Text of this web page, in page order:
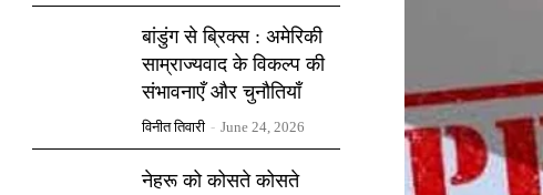
बांडुंग से ब्रिक्स : अमेरिकी
साम्राज्यवाद के विकल्प की
संभावनाएँ और चुनौतियाँ
विनीत तिवारी - June 24, 2026
नेहरू को कोसते कोसते